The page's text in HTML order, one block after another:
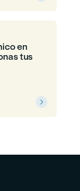
en
tus
